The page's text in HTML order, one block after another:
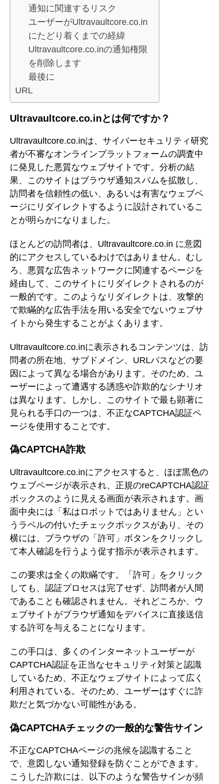
通知に関連するリスク
ユーザーがUltravaultcore.co.in
にたどり着くまでの経緯
Ultravaultcore.co.inの通知権限
を削除します
最後に
URL
Ultravaultcore.co.inとは何ですか？
Ultravaultcore.co.inは、サイバーセキュリティ研究
者が不審なオンラインプラットフォームの調査中
に発見した悪質なウェブサイトです。分析の結
果、このサイトはブラウザ通知スパムを拡散し、
訪問者を信頼性の低い、あるいは有害なウェブペ
ージにリダイレクトするように設計されているこ
とが明らかになりました。
ほとんどの訪問者は、Ultravaultcore.co.in に意図
的にアクセスしているわけではありません。むし
ろ、悪質な広告ネットワークに関連するページを
経由して、このサイトにリダイレクトされるのが
一般的です。このようなリダイレクトは、攻撃的
で欺瞞的な広告手法を用いる安全でないウェブサ
イトから発生することがよくあります。
Ultravaultcore.co.inに表示されるコンテンツは、訪
問者の所在地、サブドメイン、URLパスなどの要
因によって異なる場合があります。そのため、ユ
ーザーによって遭遇する誘惑や詐欺的なシナリオ
は異なります。しかし、このサイトで最も顕著に
見られる手口の一つは、不正なCAPTCHA認証ペ
ージを使用することです。
偽CAPTCHA詐欺
Ultravaultcore.co.inにアクセスすると、ほぼ黒色の
ウェブページが表示され、正規のreCAPTCHA認証
ボックスのように見える画面が表示されます。画
面中央には「私はロボットではありません」とい
うラベルの付いたチェックボックスがあり、その
横には、ブラウザの「許可」ボタンをクリックし
て本人確認を行うよう促す指示が表示されます。
この要求は全くの欺瞞です。「許可」をクリック
しても、認証プロセスは完了せず、訪問者が人間
であることも確認されません。それどころか、ウ
ェブサイトがブラウザ通知をデバイスに直接送信
する許可を与えることになります。
この手口は、多くのインターネットユーザーが
CAPTCHA認証を正当なセキュリティ対策と認識
しているため、不正なウェブサイトによって広く
利用されている。そのため、ユーザーはすぐに詐
欺だと気づかない可能性がある。
偽CAPTCHAチェックの一般的な警告サイン
不正なCAPTCHAページの兆候を認識すること
で、意図しない通知登録を防ぐことができます。
こうした詐欺には、以下のような警告サインが頻